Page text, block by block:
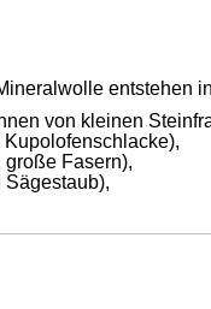
entstehen
von kleinen
Kupolofenschlacke),
große Fasern),